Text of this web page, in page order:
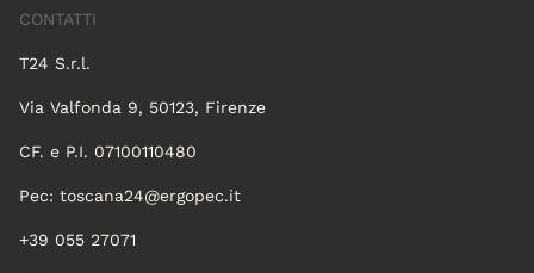
CONTATTI
T24 S.r.l.
Via Valfonda 9, 50123, Firenze
CF. e P.I. 07100110480
Pec: toscana24@ergopec.it
+39 055 27071